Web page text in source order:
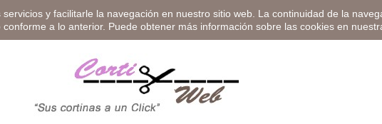
y facilitarle la navegación en nuestro sitio web. La continuidad de la
a lo anterior. Puede obtener más información sobre las cookies en